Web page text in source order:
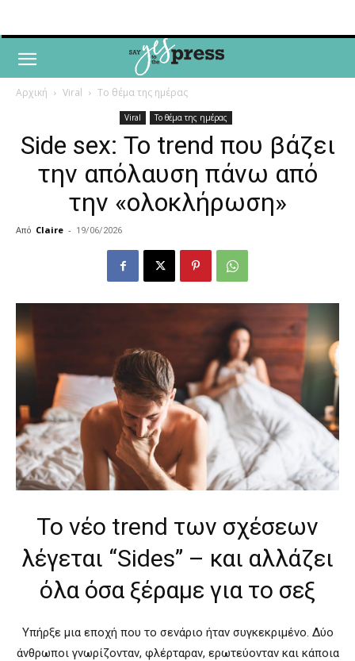
Αρχική Viral Το θέμα της ημέρας
Viral Το θέμα της ημέρας
Side sex: Το trend που βάζει
την απόλαυση πάνω από
την «ολοκλήρωση»
Από Claire - 19/06/2026
Το νέο trend των σχέσεων
λέγεται “Sides” – και αλλάζει
όλα όσα ξέραμε για το σεξ
Υπήρξε μια εποχή που το σενάριο ήταν συγκεκριμένο. Δύο
άνθρωποι γνωρίζονταν, φλέρταραν, ερωτεύονταν και κάποια